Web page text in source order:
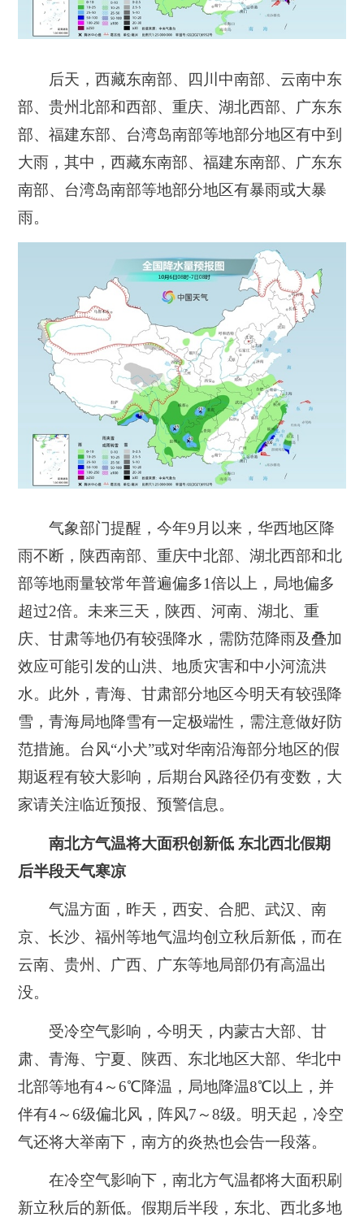
后天，西藏东南部、四川中南部、云南中东
部、贵州北部和西部、重庆、湖北西部、广东东
部、福建东部、台湾岛南部等地部分地区有中到
大雨，其中，西藏东南部、福建东南部、广东东
南部、台湾岛南部等地部分地区有暴雨或大暴
雨。
气象部门提醒，今年9月以来，华西地区降
雨不断，陕西南部、重庆中北部、湖北西部和北
部等地雨量较常年普遍偏多1倍以上，局地偏多
超过2倍。未来三天，陕西、河南、湖北、重
庆、甘肃等地仍有较强降水，需防范降雨及叠加
效应可能引发的山洪、地质灾害和中小河流洪
水。此外，青海、甘肃部分地区今明天有较强降
雪，青海局地降雪有一定极端性，需注意做好防
范措施。台风“小犬”或对华南沿海部分地区的假
期返程有较大影响，后期台风路径仍有变数，大
家请关注临近预报、预警信息。
南北方气温将大面积创新低 东北西北假期
后半段天气寒凉
气温方面，昨天，西安、合肥、武汉、南
京、长沙、福州等地气温均创立秋后新低，而在
云南、贵州、广西、广东等地局部仍有高温出
没。
受冷空气影响，今明天，内蒙古大部、甘
肃、青海、宁夏、陕西、东北地区大部、华北中
北部等地有4～6℃降温，局地降温8℃以上，并
伴有4～6级偏北风，阵风7～8级。明天起，冷空
气还将大举南下，南方的炎热也会告一段落。
在冷空气影响下，南北方气温都将大面积刷
新立秋后的新低。假期后半段，东北、西北多地